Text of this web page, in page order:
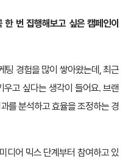
번 집행해보고 싶은 캠페인이
팅 경험을 많이 쌓아왔는데, 최근
고 싶다는 생각이 들어요. 브랜
를 분석하고 효율을 조정하는 경
디어 믹스 단계부터 참여하고 있